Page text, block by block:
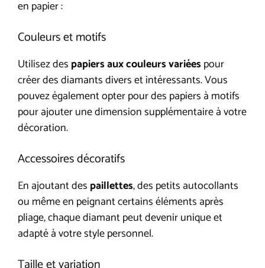
en papier :
Couleurs et motifs
Utilisez des papiers aux couleurs variéespour
créer des diamants divers et intéressants. Vous
pouvez également opter pour des papiers à motifs
pour ajouter une dimension supplémentaire à votre
décoration.
Accessoires décoratifs
En ajoutant des paillettes, des petits autocollants
ou même en peignant certains éléments après
pliage, chaque diamant peut devenir unique et
adapté à votre style personnel.